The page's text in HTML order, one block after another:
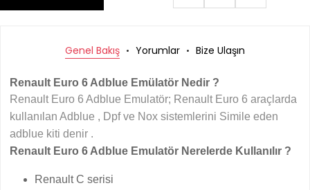
Genel Bakış Yorumlar Bize Ulaşın
Renault Euro 6 Adblue Emülatör Nedir ?
Renault Euro 6 Adblue Emulatör; Renault Euro 6 araçlarda
kullanılan Adblue , Dpf ve Nox sistemlerini Simile eden
adblue kiti denir .
Renault Euro 6 Adblue Emulatör Nerelerde Kullanılır ?
Renault C serisi